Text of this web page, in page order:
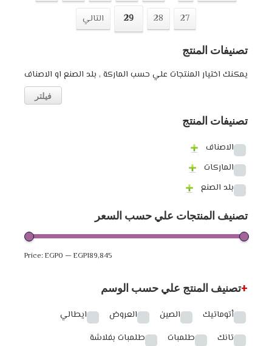
27
28
29 التالي
تصنيفات المنتج
يمكنك اختيار المنتجات علي حسب الماركة , بلد الصنع او الاصناف
فيلتر
تصنيفات المنتج
الاصناف
الماركات
بلد الصنع
تصنيف المنتجات علي حسب السعر
Price: EGP0 — EGP189,845
تصنيف المنتج علي حسب الوسم+
أتوماتيك الصين العروض
ايطالي
تانك
طلمبات
طلمبات بفلاشة